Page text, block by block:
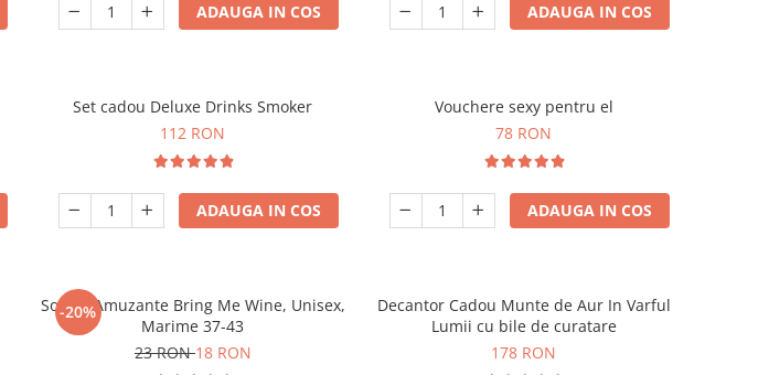
ADAUGA IN COS ADAUGA IN COS
Set cadou Deluxe Drinks Smoker
112 RON
ADAUGA IN COS
Vouchere sexy pentru el
78 RON
ADAUGA IN COS
-20%
Sosete Amuzante Bring Me Wine, Unisex,
Marime 37-43
23 RON18 RON
Decantor Cadou Munte de Aur In Varful
Lumii cu bile de curatare
178 RON